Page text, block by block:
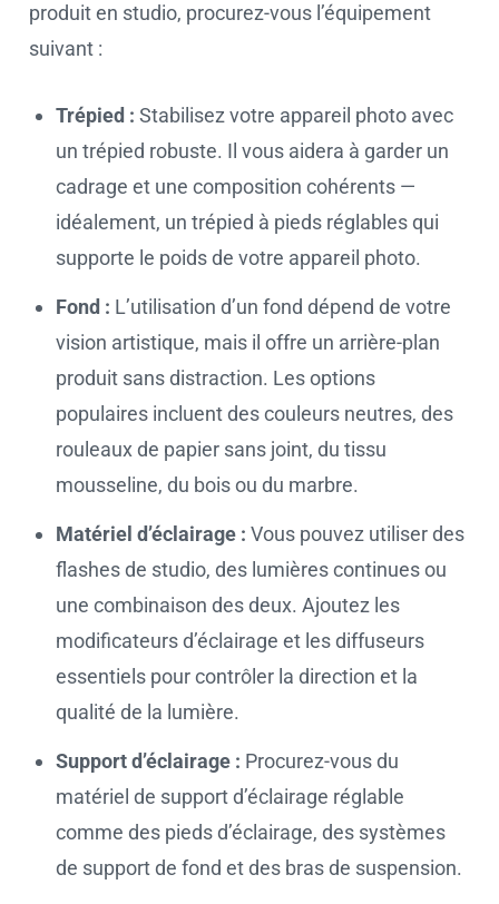
produit en studio, procurez-vous l’équipement
suivant :
Trépied : Stabilisez votre appareil photo avec
un trépied robuste. Il vous aidera à garder un
cadrage et une composition cohérents —
idéalement, un trépied à pieds réglables qui
supporte le poids de votre appareil photo.
Fond : L’utilisation d’un fond dépend de votre
vision artistique, mais il offre un arrière-plan
produit sans distraction. Les options
populaires incluent des couleurs neutres, des
rouleaux de papier sans joint, du tissu
mousseline, du bois ou du marbre.
Matériel d’éclairage : Vous pouvez utiliser des
flashes de studio, des lumières continues ou
une combinaison des deux. Ajoutez les
modificateurs d’éclairage et les diffuseurs
essentiels pour contrôler la direction et la
qualité de la lumière.
Support d’éclairage : Procurez-vous du
matériel de support d’éclairage réglable
comme des pieds d’éclairage, des systèmes
de support de fond et des bras de suspension.